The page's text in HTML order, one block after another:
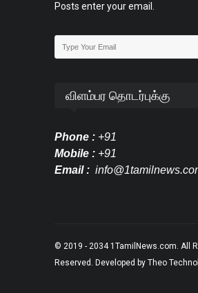
Posts enter your email.
விளம்பர தொடர்புக்கு
Phone : +91
Mobile : +91
Email :
© 2019 - 2034 1TamilNews.com. All
Reserved. Developed by Theo